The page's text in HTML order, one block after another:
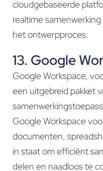
cloudgebaseerde
realtime
het ontwerpproces.
13. Google
Google Workspace,
een uitgebreid pakket
Google Workspace
documenten,
in staat om efficiënt
delen en naadloos te